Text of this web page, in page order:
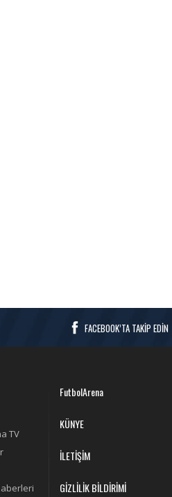
FACEBOOK’TA TAKİP EDİN
TV
FutbolArena
KÜNYE
İLETİŞİM
GİZLİLİK BİLDİRİMİ